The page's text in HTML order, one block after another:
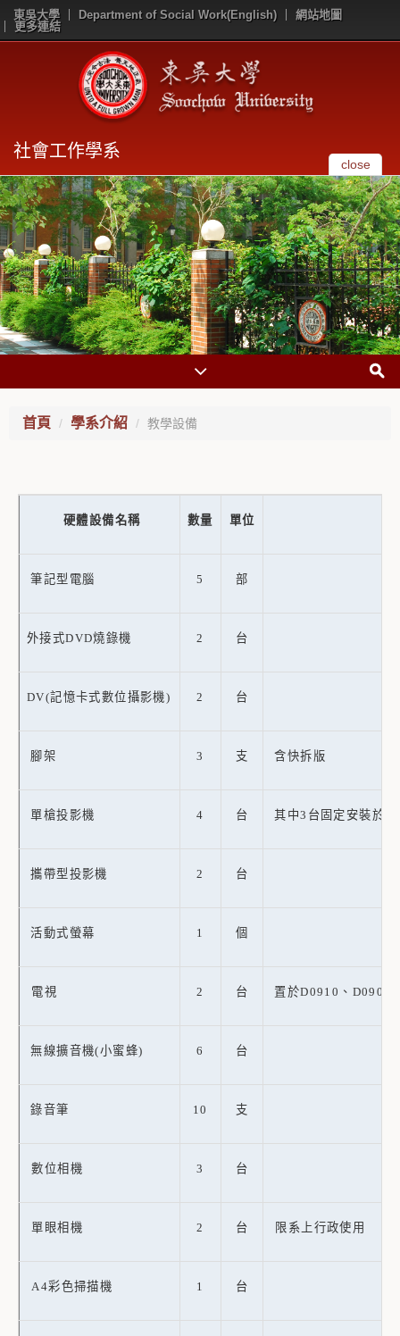
東吳大學 Department of Social Work(English)
網站地圖
更多連結
社會工作學系
close
首頁 學系介紹 教學設備
硬體設備名稱 數量 單位
筆記型電腦 5 部
外接式DVD燒錄機 2 台
DV(記憶卡式數位攝影機) 2 台
腳架 3 支 含快拆版
單槍投影機 4 台 其中3台固定安裝於
攜帶型投影機 2 台
活動式螢幕 1 個
電視 2 台 置於D0910、D0902
無線擴音機(小蜜蜂) 6 台
錄音筆 10 支
數位相機 3 台
單眼相機 2 台 限系上行政使用
A4彩色掃描機 1 台